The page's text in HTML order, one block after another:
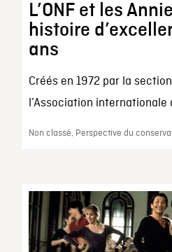
L’ONF et les
histoire
ans
Créés en 1972 par la
l’Association internationale
Non classé, Perspective du